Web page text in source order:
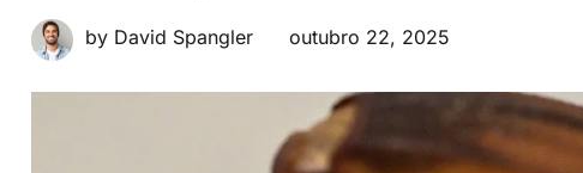
by David Spangler outubro 22, 2025